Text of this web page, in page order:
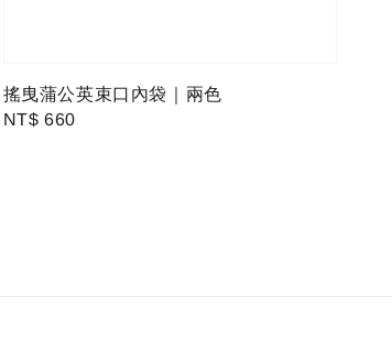
搖曳蒲公英束口內袋｜兩色
Regular
NT$ 660